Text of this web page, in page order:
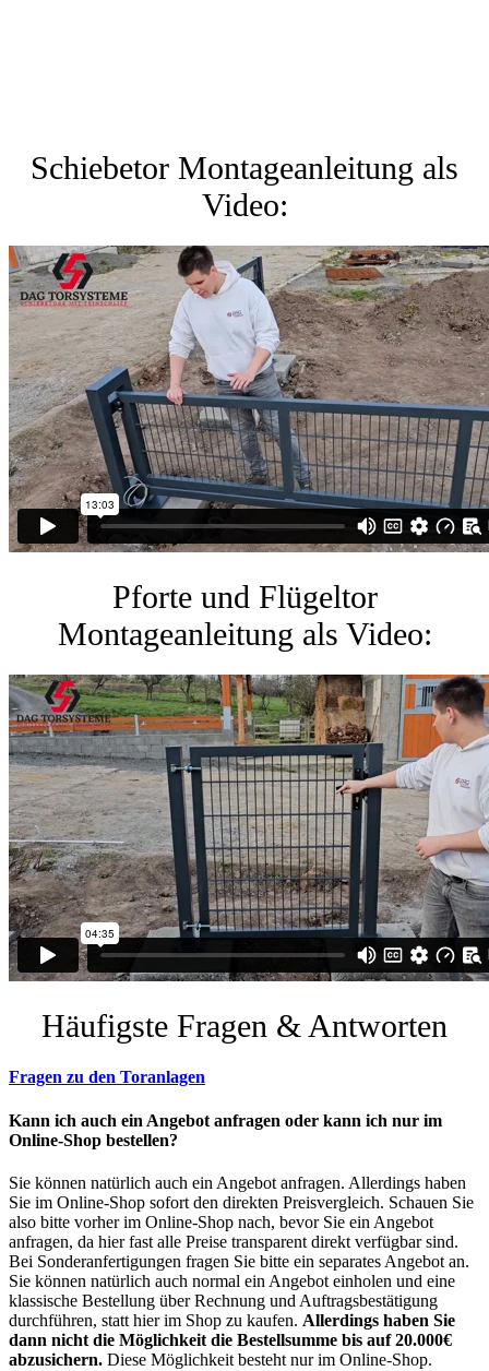
Schiebetor Montageanleitung als
Video:
Pforte und Flügeltor
Montageanleitung als Video:
Häufigste Fragen & Antworten
Fragen zu den Toranlagen
Kann ich auch ein Angebot anfragen oder kann ich nur im
Online-Shop bestellen?
Sie können natürlich auch ein Angebot anfragen. Allerdings haben
Sie im Online-Shop sofort den direkten Preisvergleich. Schauen Sie
also bitte vorher im Online-Shop nach, bevor Sie ein Angebot
anfragen, da hier fast alle Preise transparent direkt verfügbar sind.
Bei Sonderanfertigungen fragen Sie bitte ein separates Angebot an.
Sie können natürlich auch normal ein Angebot einholen und eine
klassische Bestellung über Rechnung und Auftragsbestätigung
durchführen, statt hier im Shop zu kaufen. Allerdings haben Sie
dann nicht die Möglichkeit die Bestellsumme bis auf 20.000€
abzusichern. Diese Möglichkeit besteht nur im Online-Shop.